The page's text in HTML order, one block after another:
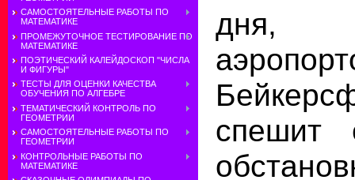
САМОСТОЯТЕЛЬНЫЕ РАБОТЫ ПО
МАТЕМАТИКЕ
ПРОМЕЖУТОЧНОЕ ТЕСТИРОВАНИЕ ПО
МАТЕМАТИКЕ
ПОЭТИЧЕСКИЙ КАЛЕЙДОСКОП "ЧИСЛА
И ФИГУРЫ"
ТЕСТЫ ДЛЯ ОЦЕНКИ КАЧЕСТВА
ОБУЧЕНИЯ ПО АЛГЕБРЕ
ТЕМАТИЧЕСКИЙ КОНТРОЛЬ ПО
ГЕОМЕТРИИ
САМОСТОЯТЕЛЬНЫЕ РАБОТЫ ПО
ГЕОМЕТРИИ
КОНТРОЛЬНЫЕ РАБОТЫ ПО
МАТЕМАТИКЕ
дня,
спешит